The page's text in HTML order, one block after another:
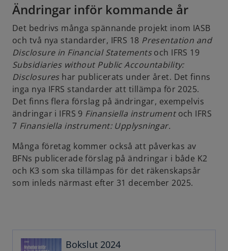
e
n
s
i
n
a
n
e
w
t
a
Ändringar inför kommande år
Det bedrivs många spännande projekt inom IASB
och två nya standarder, IFRS 18 Presentation and
Disclosure in Financial Statementsoch IFRS 19
Subsidiaries without Public Accountability:
Disclosureshar publicerats under året. Det finns
inga nya IFRS standarder att tillämpa för 2025.
Det finns flera förslag på ändringar, exempelvis
ändringar i IFRS 9 Finansiella instrumentoch IFRS
7 Finansiella instrument: Upplysningar.
Många företag kommer också att påverkas av
BFNs publicerade förslag på ändringar i både K2
och K3 som ska tillämpas för det räkenskapsår
som inleds närmast efter 31 december 2025.
Bokslut 2024